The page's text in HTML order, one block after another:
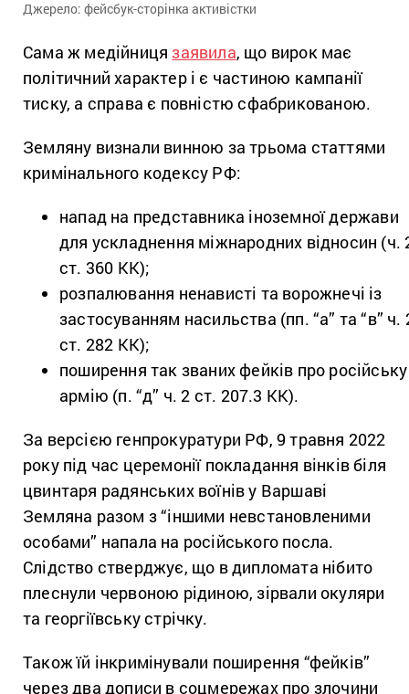
Джерело: фейсбук-сторінка активістки
Сама ж медійницязаявила, що вирок має
політичний характер і є частиною кампанії
тиску, а справа є повністю сфабрикованою.
Земляну визнали винною за трьома статтями
кримінального кодексу РФ:
напад на представника іноземної держави
для ускладнення міжнародних відносин (ч.
ст. 360 КК);
розпалювання ненависті та ворожнечі із
застосуванням насильства (пп. “а” та “в” ч.
ст. 282 КК);
поширення так званих фейків про російську
армію (п. “д” ч. 2 ст. 207.3 КК).
За версією генпрокуратури РФ, 9 травня 2022
року під час церемонії покладання вінків біля
цвинтаря радянських воїнів у Варшаві
Земляна разом з “іншими невстановленими
особами” напала на російського посла.
Слідство стверджує, що в дипломата нібито
плеснули червоною рідиною, зірвали окуляри
та георгіївську стрічку.
Також їй інкримінували поширення “фейків”
через два дописи в соцмережах про злочини